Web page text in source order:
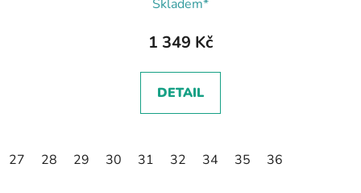
Skladem*
1 349 Kč
DETAIL
27 28 29 30 31 32 34 35 36